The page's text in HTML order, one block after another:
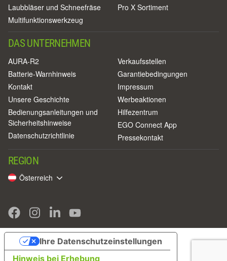
Laubbläser und Schneefräse
Multifunktionswerkzeug
Pro X Sortiment
DAS UNTERNEHMEN
AURA-R2
Batterie-Warnhinweis
Kontakt
Unsere Geschichte
Bedienungsanleitungen und
Sicherheitshinweise
Datenschutzrichtlinie
Verkaufsstellen
Garantiebedingungen
Impressum
Werbeaktionen
Hilfezentrum
EGO Connect App
Pressekontakt
REGION
Österreich
Hinweis bei Erhebung
Ihre Datenschutzeinstellungen